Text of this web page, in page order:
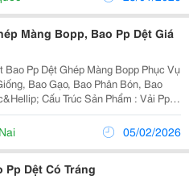
Màng Bopp, Bao Pp Dệt Giá
Pp Dệt Ghép Màng Bopp Phục Vụ
Bao Gạo, Bao Phân Bón, Bao
Phẩm : Vải Pp
+ Màng Bopp (In Ống Đồng)
Pp Dệt (Tốt, Mịn Đẹp) Công Dụng...
05/02/2026
Pp Dệt Có Tráng